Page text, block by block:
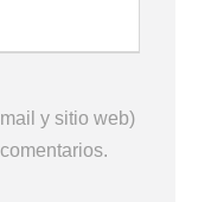
y sitio web)